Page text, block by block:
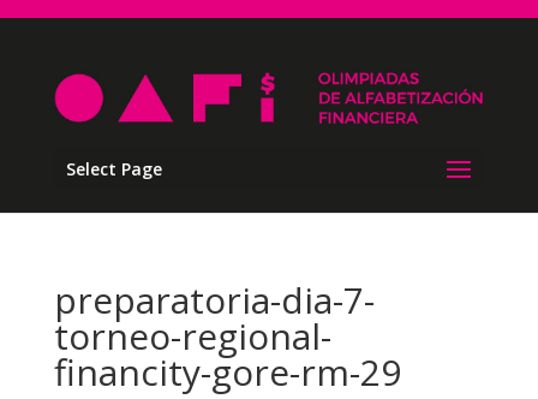
Select Page
preparatoria-dia-7-
torneo-regional-
financity-gore-rm-29